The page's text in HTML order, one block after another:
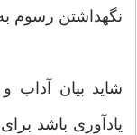
نگهداشتن رسوم
شاید بیان آداب
یادآوری باشد